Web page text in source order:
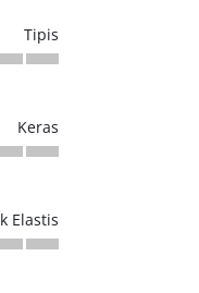
Tipis
Keras
Elastis